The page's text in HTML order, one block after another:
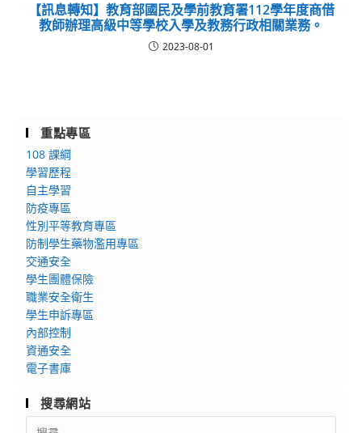
【訊息轉知】教育部國民及學前教育署112學年度商借
教師辦理高級中等學校入學及教務行政相關業務。
2023-08-01
重點專區
108 課綱
學習歷程
自主學習
防疫專區
性別平等教育專區
防制學生藥物濫用專區
交通安全
學生團體保險
職業安全衛生
學生申訴專區
內部控制
資通安全
電子書庫
搜尋網站
Search